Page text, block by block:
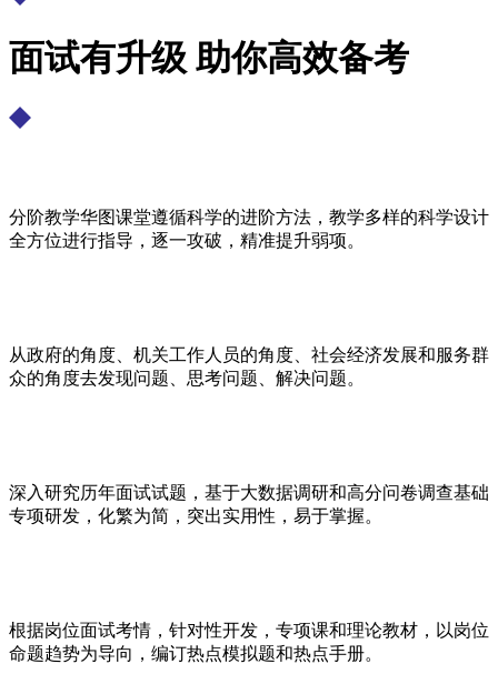
面试有升级 助你高效备考
分阶教学华图课堂遵循科学的进阶方法，教学多样的科学设计
全方位进行指导，逐一攻破，精准提升弱项。
从政府的角度、机关工作人员的角度、社会经济发展和服务群
众的角度去发现问题、思考问题、解决问题。
深入研究历年面试试题，基于大数据调研和高分问卷调查基础
专项研发，化繁为简，突出实用性，易于掌握。
根据岗位面试考情，针对性开发，专项课和理论教材，以岗位
命题趋势为导向，编订热点模拟题和热点手册。